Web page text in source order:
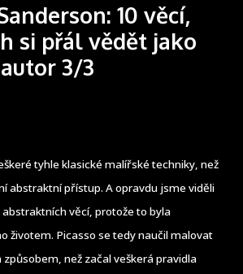
10 věcí,
si přál vědět jako
3/3
tyhle klasické malířské techniky, než
abstraktní přístup. A opravdu jsme viděli
věcí, protože to byla
životem. Picasso se tedy naučil malovat
než začal veškerá pravidla